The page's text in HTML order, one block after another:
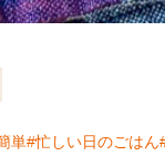
単 忙しい日のごはん